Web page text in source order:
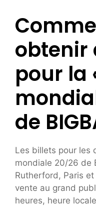
obtenir
pour la
de
Les billets pour les
mondiale 20/26 de
Rutherford, Paris
vente au grand
heures, heure